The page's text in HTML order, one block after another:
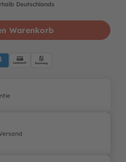
Deutschlands
Warenkorb
PayPalBlueLastschrift